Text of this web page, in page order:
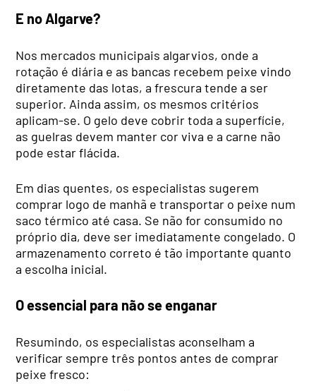
E no Algarve?
Nos mercados municipais algarvios, onde a
rotação é diária e as bancas recebem peixe vindo
diretamente das lotas, a frescura tende a ser
superior. Ainda assim, os mesmos critérios
aplicam-se. O gelo deve cobrir toda a superfície,
as guelras devem manter cor viva e a carne não
pode estar flácida.
Em dias quentes, os especialistas sugerem
comprar logo de manhã e transportar o peixe num
saco térmico até casa. Se não for consumido no
próprio dia, deve ser imediatamente congelado. O
armazenamento correto é tão importante quanto
a escolha inicial.
O essencial para não se enganar
Resumindo, os especialistas aconselham a
verificar sempre três pontos antes de comprar
peixe fresco: